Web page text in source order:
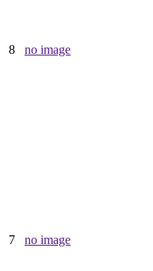
8 no image
7 no image